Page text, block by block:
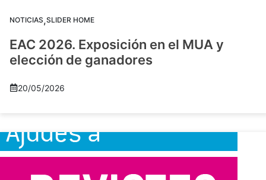
NOTICIAS,SLIDER HOME
EAC 2026. Exposición en el MUA y
elección de ganadores
20/05/2026